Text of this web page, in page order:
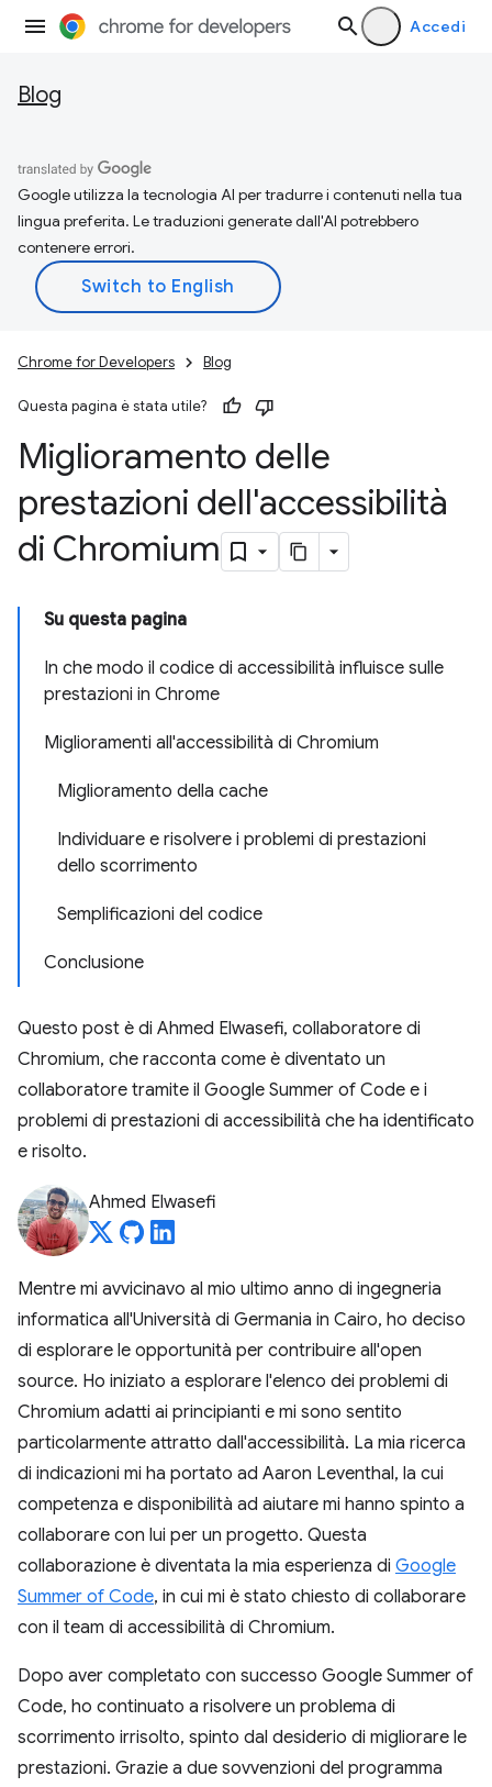
Accedi
Blog
Google utilizza la tecnologia AI per tradurre i contenuti nella tua
lingua preferita. Le traduzioni generate dall'AI potrebbero
contenere errori.
Chrome for Developers Blog
Questa pagina è stata utile?
Miglioramento delle
prestazioni dell'accessibilità
di Chromium
Su questa pagina
In che modo il codice di accessibilità influisce sulle
prestazioni in Chrome
Miglioramenti all'accessibilità di Chromium
Miglioramento della cache
Individuare e risolvere i problemi di prestazioni
dello scorrimento
Semplificazioni del codice
Conclusione
Questo post è di Ahmed Elwasefi, collaboratore di
Chromium, che racconta come è diventato un
collaboratore tramite il Google Summer of Code e i
problemi di prestazioni di accessibilità che ha identificato
e risolto.
Ahmed Elwasefi
Mentre mi avvicinavo al mio ultimo anno di ingegneria
informatica all'Università di Germania in Cairo, ho deciso
di esplorare le opportunità per contribuire all'open
source. Ho iniziato a esplorare l'elenco dei problemi di
Chromium adatti ai principianti e mi sono sentito
particolarmente attratto dall'accessibilità. La mia ricerca
di indicazioni mi ha portato ad Aaron Leventhal, la cui
competenza e disponibilità ad aiutare mi hanno spinto a
collaborare con lui per un progetto. Questa
collaborazione è diventata la mia esperienza di Google
Summer of Code, in cui mi è stato chiesto di collaborare
con il team di accessibilità di Chromium.
Dopo aver completato con successo Google Summer of
Code, ho continuato a risolvere un problema di
scorrimento irrisolto, spinto dal desiderio di migliorare le
prestazioni. Grazie a due sovvenzioni del programma